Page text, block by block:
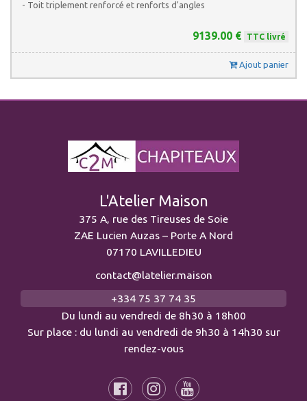
- Toit triplement renforcé et renforts d'angles
9139.00 € TTC livré
Ajout panier
L'Atelier Maison
375 A, rue des Tireuses de Soie
ZAE Lucien Auzas – Porte A Nord
07170 LAVILLEDIEU
contact@latelier.maison
+334 75 37 74 35
Du lundi au vendredi de 8h30 à 18h00
Sur place : du lundi au vendredi de 9h30 à 14h30 sur
rendez-vous